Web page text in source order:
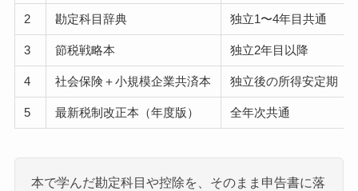
2 勘定科目辞典 独立1〜4年目共通
3 節税戦略本 独立2年目以降
4 社会保険＋小規模企業共済本 独立後の所得安定期
5 最新税制改正本（年度版） 全年次共通
本で学んだ勘定科目や控除を、そのまま申告書に落